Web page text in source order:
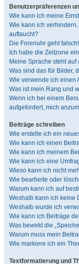
Benutzerpräferenzen
Wie kann ich meine
Wie kann ich
auftaucht?
Die Forenuhr geht falsch!
Ich habe die Zeitzone
Meine Sprache steht
Was sind das für Bilder,
Wie verwende ich einen
Was ist mein Rang und
Wenn ich bei einem
aufgefordert, mich
Beiträge schreiben
Wie erstelle ich ein
Wie kann ich einen
Wie kann ich meinem
Wie kann ich eine
Wieso kann ich nicht
Wie bearbeite oder
Warum kann ich auf
Weshalb kann ich keine
Weshalb wurde ich
Wie kann ich Beiträge
Was bewirkt die
Warum muss mein
Wie markiere ich ein
Textformatierung und